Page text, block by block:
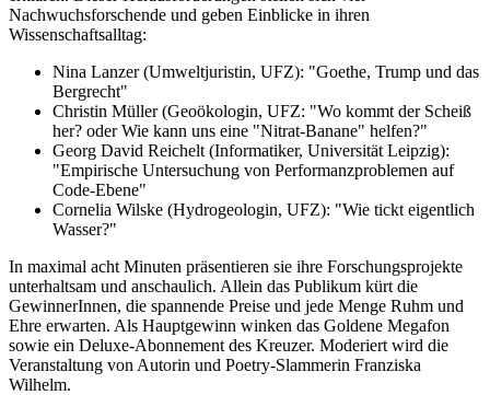
Nachwuchsforschende und geben Einblicke in ihren
Wissenschaftsalltag:
Nina Lanzer (Umweltjuristin, UFZ): "Goethe, Trump und das
Bergrecht"
Christin Müller (Geoökologin, UFZ: "Wo kommt der Scheiß
her? oder Wie kann uns eine "Nitrat-Banane" helfen?"
Georg David Reichelt (Informatiker, Universität Leipzig):
"Empirische Untersuchung von Performanzproblemen auf
Code-Ebene"
Cornelia Wilske (Hydrogeologin, UFZ): "Wie tickt eigentlich
Wasser?"
In maximal acht Minuten präsentieren sie ihre Forschungsprojekte
unterhaltsam und anschaulich. Allein das Publikum kürt die
GewinnerInnen, die spannende Preise und jede Menge Ruhm und
Ehre erwarten. Als Hauptgewinn winken das Goldene Megafon
sowie ein Deluxe-Abonnement des Kreuzer. Moderiert wird die
Veranstaltung von Autorin und Poetry-Slammerin Franziska
Wilhelm.